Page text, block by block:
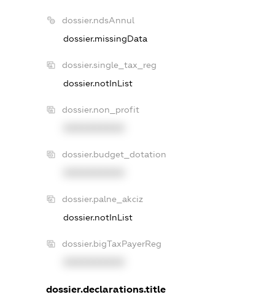
dossier.ndsAnnul
dossier.missingData
dossier.single_tax_reg
dossier.notInList
dossier.non_profit
dossier.budget_dotation
dossier.palne_akciz
dossier.notInList
dossier.bigTaxPayerReg
dossier.declarations.title